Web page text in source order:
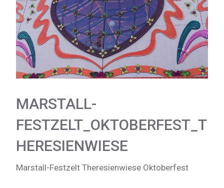
MARSTALL-
FESTZELT_OKTOBERFEST_T
HERESIENWIESE
Marstall-Festzelt Theresienwiese Oktoberfest